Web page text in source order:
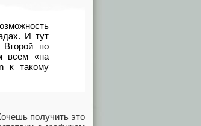
И тут
по
всем «на
к такому
получить это